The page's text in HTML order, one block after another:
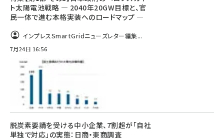
ト太陽電池戦略 ― 2040年20GW目標と、官
民一体で進む本格実装へのロードマップ ―
インプレスSmartGridニューズレター編集...
7月24日 16:56
脱炭素要請を受ける中小企業、7割超が「自社
単独で対応」の実態：日商・東商調査